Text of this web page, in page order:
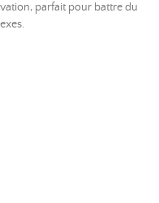
parfait pour battre du